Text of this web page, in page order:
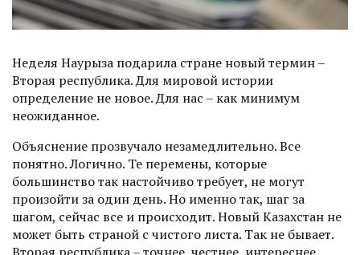
Неделя Наурыза подарила стране новый термин –
Вторая республика. Для мировой истории
определение не новое. Для нас – как минимум
неожиданное.
Объяснение прозвучало незамедлительно. Все
понятно. Логично. Те перемены, которые
большинство так настойчиво требует, не могут
произойти за один день. Но именно так, шаг за
шагом, сейчас все и происходит. Новый Казахстан не
может быть страной с чистого листа. Так не бывает.